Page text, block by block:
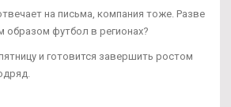
на письма, компания тоже. Разве
образом футбол в регионах?
и готовится завершить ростом